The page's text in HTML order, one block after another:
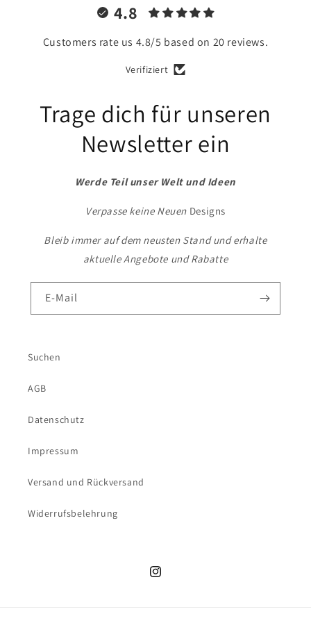
4.8
Customers rate us 4.8/5 based on 20 reviews.
Verifiziert
Trage dich für unseren
Newsletter ein
Werde Teil unser Welt und Ideen
Verpasse keine Neuen Designs
Bleib immer auf dem neusten Stand und erhalte
aktuelle Angebote und Rabatte
E-Mail
Suchen
AGB
Datenschutz
Impressum
Versand und Rückversand
Widerrufsbelehrung
Instagram